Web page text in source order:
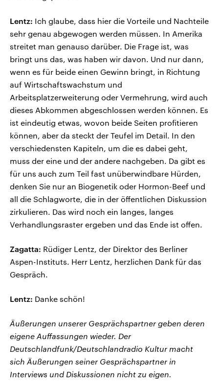
Lentz: Ich glaube, dass hier die Vorteile und Nachteile
sehr genau abgewogen werden müssen. In Amerika
streitet man genauso darüber. Die Frage ist, was
bringt uns das, was haben wir davon. Und nur dann,
wenn es für beide einen Gewinn bringt, in Richtung
auf Wirtschaftswachstum und
Arbeitsplatzerweiterung oder Vermehrung, wird auch
dieses Abkommen abgeschlossen werden können. Es
ist eindeutig etwas, wovon beide Seiten profitieren
können, aber da steckt der Teufel im Detail. In den
verschiedensten Kapiteln, um die es dabei geht,
muss der eine und der andere nachgeben. Da gibt es
für uns auch zum Teil fast unüberwindbare Hürden,
denken Sie nur an Biogenetik oder Hormon-Beef und
all die Schlagworte, die in der öffentlichen Diskussion
zirkulieren. Das wird noch ein langes, langes
Verhandlungsraster ergeben und das Ende ist offen.
Zagatta: Rüdiger Lentz, der Direktor des Berliner
Aspen-Instituts. Herr Lentz, herzlichen Dank für das
Gespräch.
Lentz: Danke schön!
Äußerungen unserer Gesprächspartner geben deren
eigene Auffassungen wieder. Der
Deutschlandfunk/Deutschlandradio Kultur macht
sich Äußerungen seiner Gesprächspartner in
Interviews und Diskussionen nicht zu eigen.